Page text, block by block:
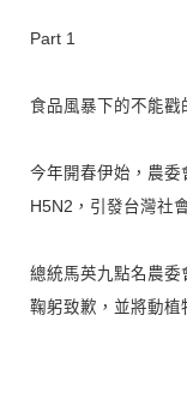
Part 1
食品風暴下的不能戳
今年開春伊始，農委
H5N2，引發台灣社
總統馬英九點名農委
鞠躬致歉，並將動植
在該事件中，社會